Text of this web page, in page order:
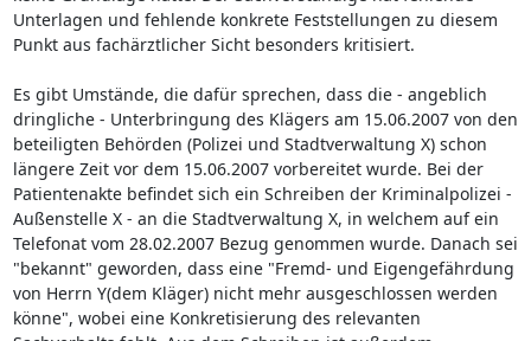
Unterlagen und fehlende konkrete Feststellungen zu diesem
Punkt aus fachärztlicher Sicht besonders kritisiert.
Es gibt Umstände, die dafür sprechen, dass die - angeblich
dringliche - Unterbringung des Klägers am 15.06.2007 von den
beteiligten Behörden (Polizei und Stadtverwaltung X) schon
längere Zeit vor dem 15.06.2007 vorbereitet wurde. Bei der
Patientenakte befindet sich ein Schreiben der Kriminalpolizei -
Außenstelle X - an die Stadtverwaltung X, in welchem auf ein
Telefonat vom 28.02.2007 Bezug genommen wurde. Danach sei
"bekannt" geworden, dass eine "Fremd- und Eigengefährdung
von Herrn Y(dem Kläger) nicht mehr ausgeschlossen werden
könne", wobei eine Konkretisierung des relevanten